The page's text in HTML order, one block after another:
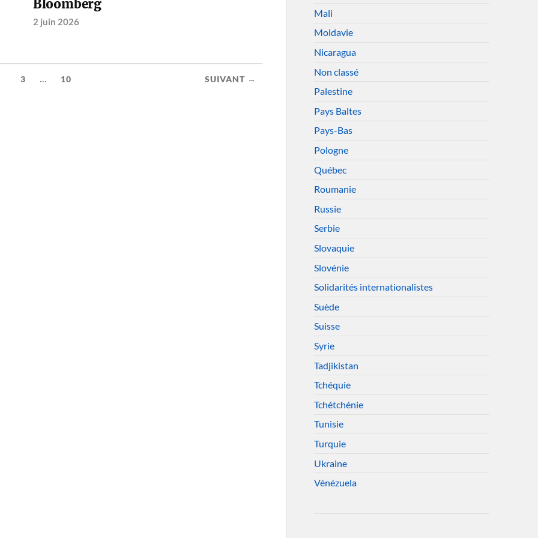
Bloomberg
2 juin 2026
3 ... 10 SUIVANT →
Mali
Moldavie
Nicaragua
Non classé
Palestine
Pays Baltes
Pays-Bas
Pologne
Québec
Roumanie
Russie
Serbie
Slovaquie
Slovénie
Solidarités internationalistes
Suède
Suisse
Syrie
Tadjikistan
Tchéquie
Tchétchénie
Tunisie
Turquie
Ukraine
Vénézuela